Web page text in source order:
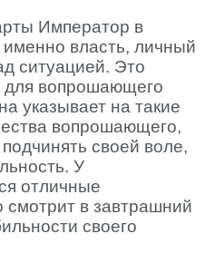
Император в
именно власть, личный
ситуацией. Это
для вопрошающего
указывает на такие
вопрошающего,
своей воле,
У
отличные
смотрит в завтрашний
своего